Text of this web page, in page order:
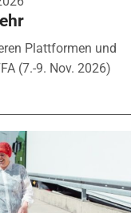
Plattformen und
(7.-9. Nov. 2026)